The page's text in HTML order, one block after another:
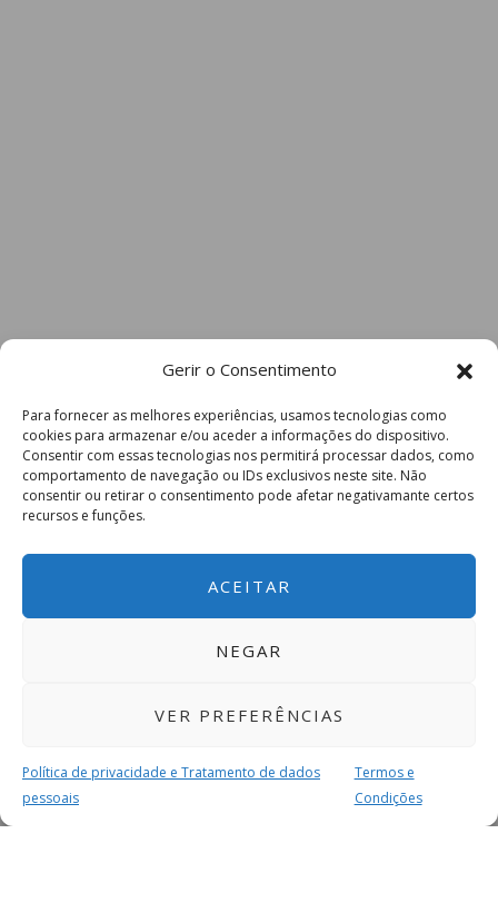
Gerir o Consentimento
Para fornecer as melhores experiências, usamos tecnologias como
cookies para armazenar e/ou aceder a informações do dispositivo.
Consentir com essas tecnologias nos permitirá processar dados, como
comportamento de navegação ou IDs exclusivos neste site. Não
consentir ou retirar o consentimento pode afetar negativamante certos
recursos e funções.
ACEITAR
NEGAR
VER PREFERÊNCIAS
Política de privacidade e Tratamento de dados
pessoais
Termos e
Condições